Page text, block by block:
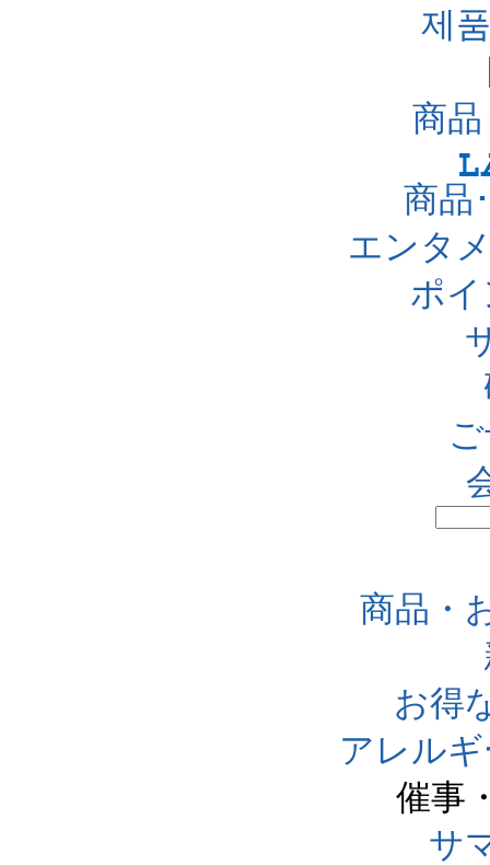
제
商
商品
エンタ
ポ
商品・
お得
アレル
催事
サ